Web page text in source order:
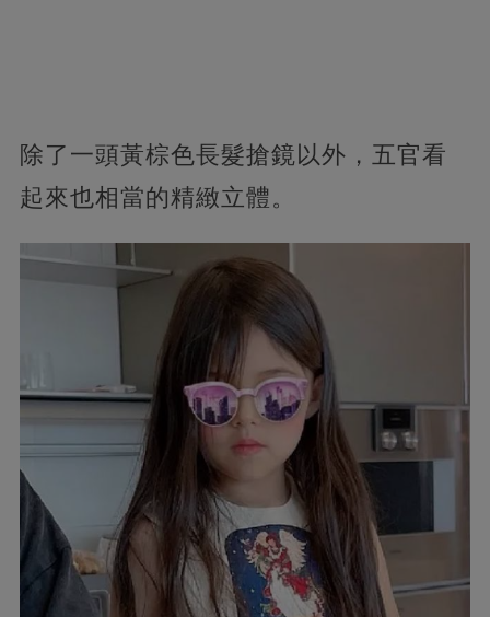
除了一頭黃棕色長髮搶鏡以外，五官看
起來也相當的精緻立體。